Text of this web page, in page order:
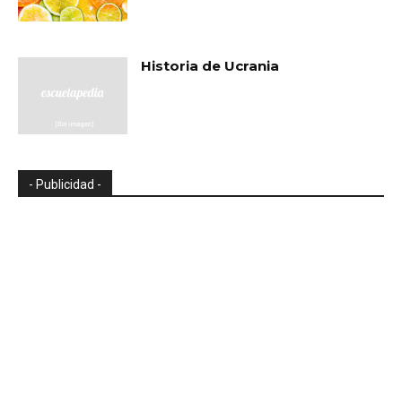
Historia de Ucrania
- Publicidad -